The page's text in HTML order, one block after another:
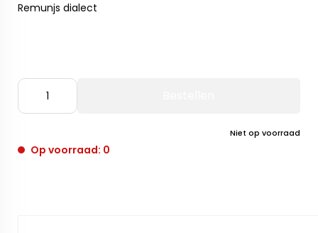
Remunjs dialect
Niet op voorraad
Op voorraad: 0